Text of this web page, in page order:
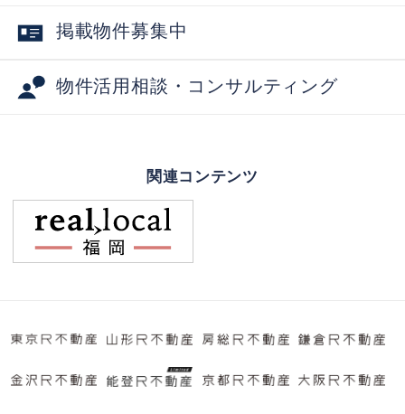
掲載物件募集中
物件活用相談・コンサルティング
関連コンテンツ